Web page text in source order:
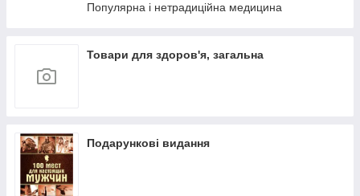
Популярна і нетрадиційна медицина
Товари для здоров'я, загальна
Подарункові видання